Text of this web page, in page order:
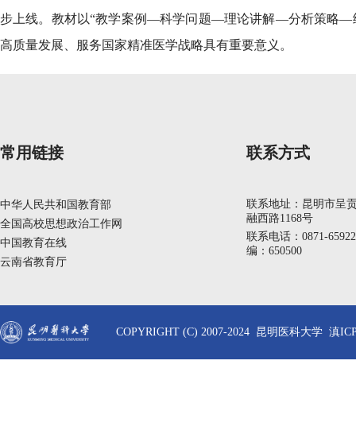
步上线。教材以“教学案例—科学问题—理论讲解—分析策略—
高质量发展、服务国家精准医学战略具有重要意义。
常用链接
中华人民共和国教育部
全国高校思想政治工作网
中国教育在线
云南省教育厅
联系方式
联系地址：昆明市呈
融西路1168号
联系电话：0871-
编：650500
COPYRIGHT (C) 2007-2024 昆明医科大学 滇